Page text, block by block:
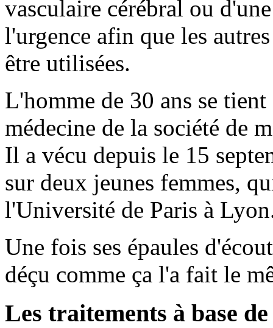
vasculaire cérébral ou
l'urgence afin que les
être utilisées.
L'homme de 30 ans se
médecine de la société de
Il a vécu depuis le 15
sur deux jeunes femmes,
l'Université de Paris à
Une fois ses épaules
déçu comme ça l'a fait le
Les traitements à base